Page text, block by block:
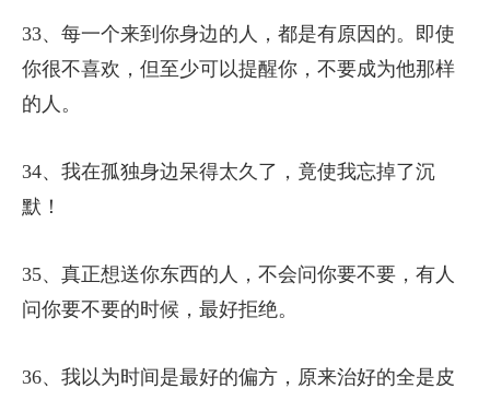
33、每一个来到你身边的人，都是有原因的。即使
你很不喜欢，但至少可以提醒你，不要成为他那样
的人。
34、我在孤独身边呆得太久了，竟使我忘掉了沉
默！
35、真正想送你东西的人，不会问你要不要，有人
问你要不要的时候，最好拒绝。
36、我以为时间是最好的偏方，原来治好的全是皮